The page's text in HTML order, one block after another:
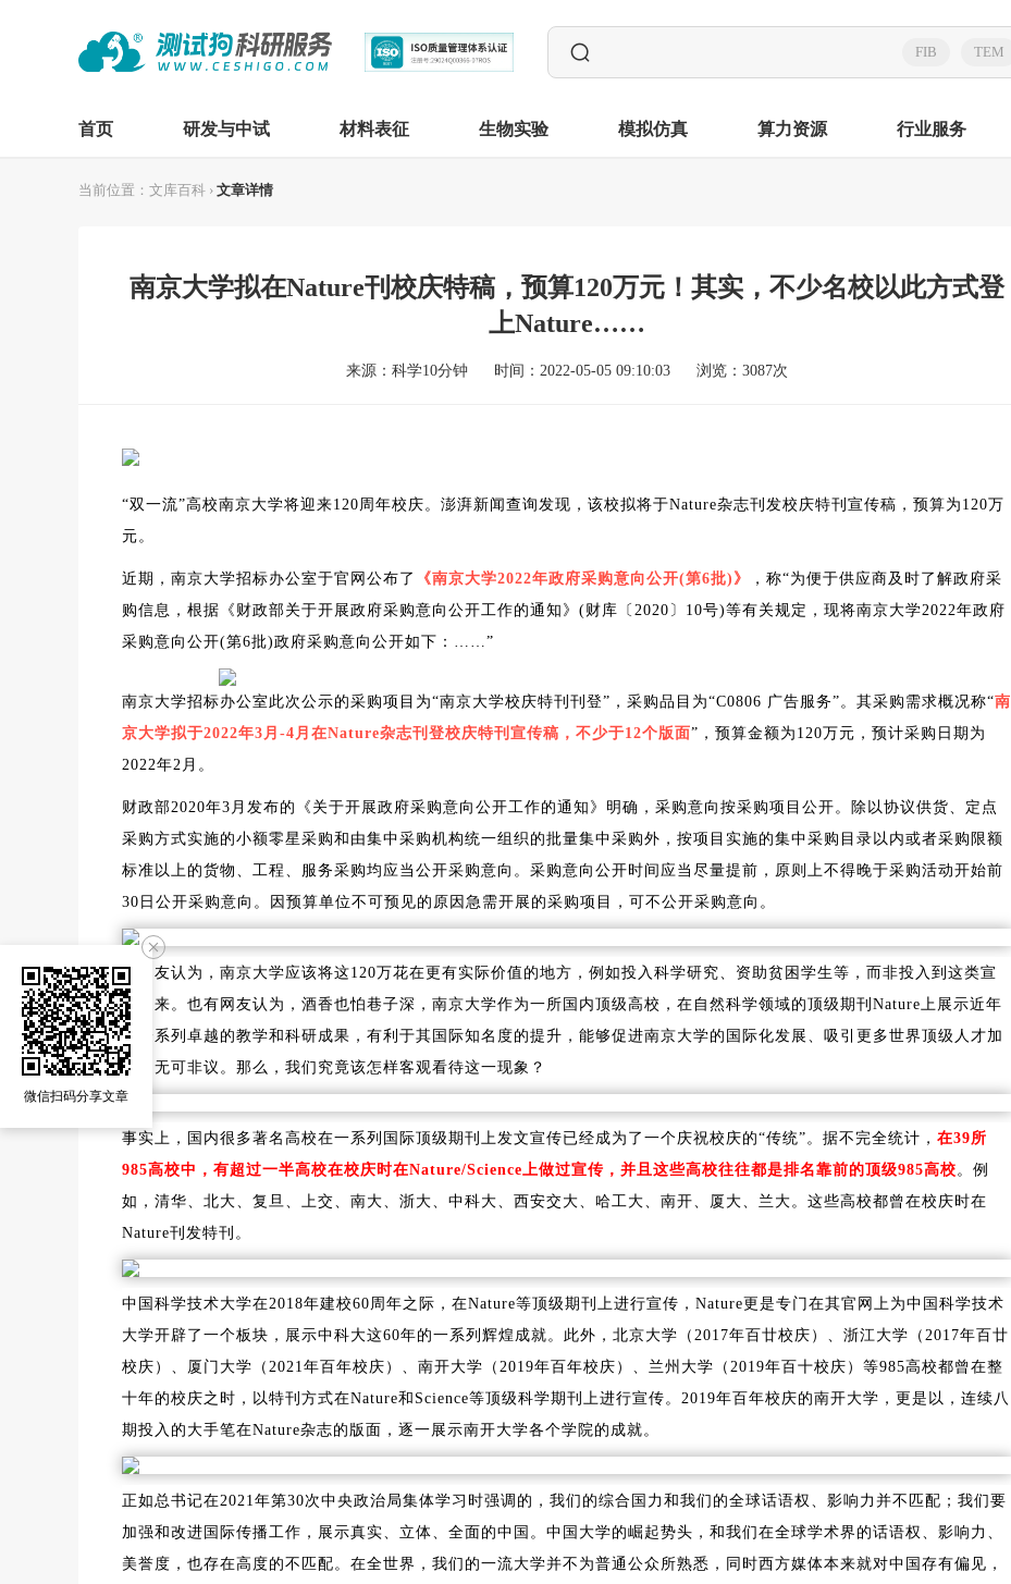
FIB TEM
首页 研发与中试 材料表征 生物实验 模拟仿真 算力资源 行业服务
当前位置： 文库百科 › 文章详情
南京大学拟在Nature刊校庆特稿，预算120万元！其实，不少名校以此方式登
上Nature……
来源：科学10分钟 时间：2022-05-05 09:10:03 浏览：3087次
“双一流”高校南京大学将迎来120周年校庆。澎湃新闻查询发现，该校拟将于Nature杂志刊发校庆特刊宣传稿，预算为120万
元。
近期，南京大学招标办公室于官网公布了 《南京大学2022年政府采购意向公开(第6批)》
，称“为便于供应商及时了解政府采
购信息，根据《财政部关于开展政府采购意向公开工作的通知》(财库〔2020〕10号)等有关规定，现将南京大学2022年政府
采购意向公开(第6批)政府采购意向 公开如下： ……”
南京大学招标办公室此次公示的采购项目为“南京大学校庆特刊刊登”，采购品目为“C0806 广告服务”。其采购需求概况称“南
京大学拟于2022年3月-4月在Nature杂志刊登校庆特刊宣传稿，不少于12个版面”，预算金额为120万元，预计采购日期为
2022年2月。
财政部2020年3月发布的《关于开展政府采购意向公开工作的通知》明确，采购意向按采购项目公开。除以协议供货、定点
采购方式实施的小额零星采购和由集中采购机构统一组织的批量集中采购外，按项目实施的集中采购目录以内或者采购限额
标准以上的货物、工程、服务采购均应当公开采购意向。采购意向公开时间应当尽量提前，原则上不得晚于采购活动开始前
30日公开采购意向。因预算单位不可预见的原因急需开展的采购项目，可不公开采购意向。
有网友认为，南京大学应该将这120万花在更有实际价值的地方，例如投入科学研究、资助贫困学生等，而非投入到这类宣
传中来。也有网友认为，酒香也怕巷子深，南京大学作为一所国内顶级高校，在自然科学领域的顶级期刊Nature上展示近年
来一系列卓越的教学和科研成果，有利于其国际知名度的提升，能够促进南京大学的国际化发展、吸引更多世界顶级人才加
盟，无可非议。那么，我们究竟该怎样客观看待这一现象？
事实上，国内很多著名高校在一系列国际顶级期刊上发文宣传已经成为了一个庆祝校庆的“传统”。据不完全统计， 在39所
985高校中，有超过一半高校在校庆时在Nature/Science上做过宣传，并且这些高校往往都是排名靠前的顶级985高校。例
如，清华、北大、复旦、上交、南大、浙大、中科大、西安交大、哈工大、南开、厦大、兰大。这些高校都曾在校庆时在
Nature刊发特刊。
中国科学技术大学在2018年建校60周年之际，在Nature等顶级期刊上进行宣传，Nature更是专门在其官网上为中国科学技术
大学开辟了一个板块，展示中科大这60年的一系列辉煌成就。此外，北京大学（2017年百廿校庆）、浙江大学（2017年百廿
校庆）、厦门大学（2021年百年校庆）、南开大学（2019年百年校庆）、兰州大学（2019年百十校庆）等985高校都曾在整
十年的校庆之时，以特刊方式在Nature和Science等顶级科学期刊上进行宣传。2019年百年校庆的南开大学，更是以，连续八
期投入的大手笔在Nature杂志的版面，逐一展示南开大学各个学院的成就。
正如总书记在2021年第30次中央政治局集体学习时强调的，我们的综合国力和我们的全球话语权、影响力并不匹配；我们要
加强和改进国际传播工作，展示真实、立体、全面的中国。中国大学的崛起势头，和我们在全球学术界的话语权、影响力、
美誉度，也存在高度的不匹配。在全世界，我们的一流大学并不为普通公众所熟悉，同时西方媒体本来就对中国存有偏见，
微信扫码分享文章